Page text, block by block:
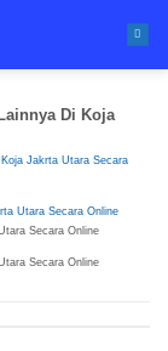
Di Koja
Jakrta Utara Secara
Secara Online
Secara Online